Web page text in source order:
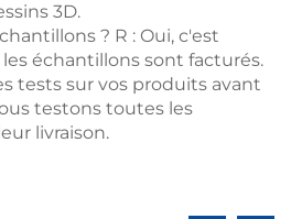
3D.
? R : Oui, c'est
échantillons sont facturés.
tests sur vos produits avant
testons toutes les
livraison.